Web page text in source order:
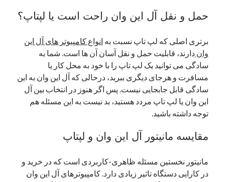
حمل و نقل آل این وان راحت است یا لپتاپ؟
برتری اصلی که لپ تاپ نسبت به انواع کامپیوتر های آل این
واندارند، قابلیت حمل و نقل آسان آن ها است. شما به
سادگی می توانید یک لپ تاپ را با خود به محل کار یا
مسافرت و هرجای دیگری ببرید، درحالی که آل این وان به این
سادگی قابل جابجایی نیست. پس اگر هنوز در انتخاب بین آل
این وان یا لپ تاپ مردد هستید، بد نیست به این مسئله هم
توجه داشته باشید.
مقایسه مانیتور آل این وان و لپتاپ
مانیتور نخستین مسئله ظاهری-کاربردی است که در خرید و
در کارایی دستگاه تاثیر زیادی دارد. کامپیوترهای آل این وان